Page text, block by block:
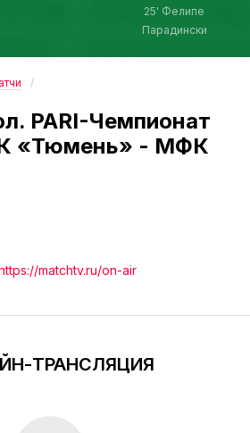
25' Фелипе
Парадински
PARI-Чемпионат
«Тюмень» - МФК
matchtv.ru/on-air
ТРАНСЛЯЦИЯ